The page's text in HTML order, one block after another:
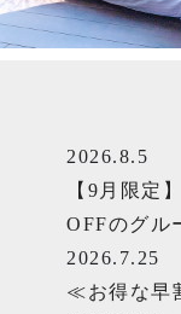
2026.8.5
【9月限定
OFFのグル
2026.7.25
≪お得な早